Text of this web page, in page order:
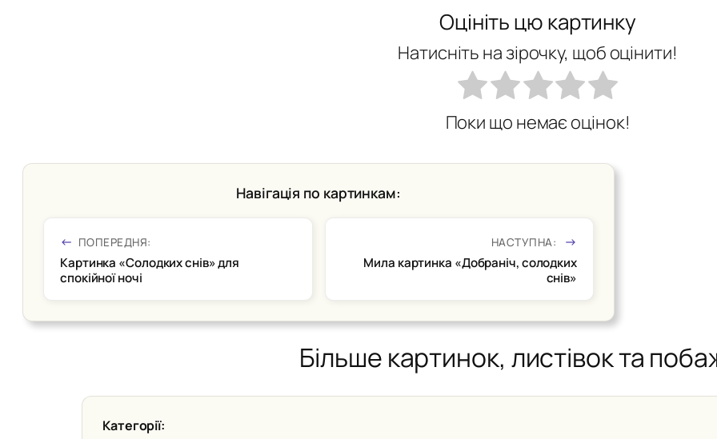
Оцініть цю картинку
Натисніть на зірочку, щоб оцінити!
Поки що немає оцінок!
Навігація по картинкам:
ПОПЕРЕДНЯ:
Картинка «Солодких снів» для
спокійної ночі
НАСТУПНА:
Мила картинка «Добраніч, солодких
снів»
Більше картинок, листівок та
Категорії: